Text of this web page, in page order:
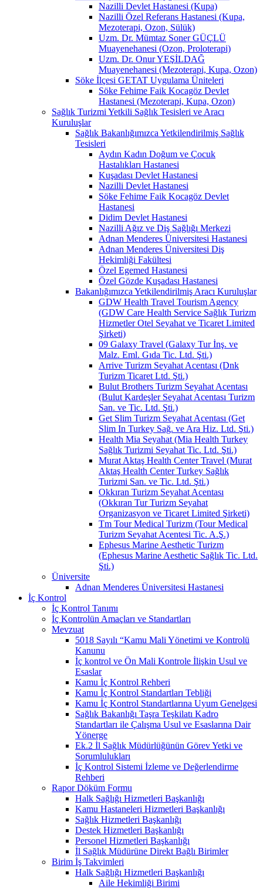
Nazilli Devlet Hastanesi (Kupa)
Nazilli Özel Referans Hastanesi (Kupa,
Mezoterapi, Ozon, Sülük)
Uzm. Dr. Mümtaz Soner GÜÇLÜ
Muayenehanesi (Ozon, Proloterapi)
Uzm. Dr. Onur YEŞİLDAĞ
Muayenehanesi (Mezoterapi, Kupa, Ozon)
Söke İlçesi GETAT Uygulama Üniteleri
Söke Fehime Faik Kocagöz Devlet
Hastanesi (Mezoterapi, Kupa, Ozon)
Sağlık Turizmi Yetkili Sağlık Tesisleri ve Aracı
Kuruluşlar
Sağlık Bakanlığımızca Yetkilendirilmiş Sağlık
Tesisleri
Aydın Kadın Doğum ve Çocuk
Hastalıkları Hastanesi
Kuşadası Devlet Hastanesi
Nazilli Devlet Hastanesi
Söke Fehime Faik Kocagöz Devlet
Hastanesi
Didim Devlet Hastanesi
Nazilli Ağız ve Diş Sağlığı Merkezi
Adnan Menderes Üniversitesi Hastanesi
Adnan Menderes Üniversitesi Diş
Hekimliği Fakültesi
Özel Egemed Hastanesi
Özel Gözde Kuşadası Hastanesi
Bakanlığımızca Yetkilendirilmiş Aracı Kuruluşlar
GDW Health Travel Tourism Agency
(GDW Care Health Service Sağlık Turizm
Hizmetler Otel Seyahat ve Ticaret Limited
Şirketi)
09 Galaxy Travel (Galaxy Tur İnş. ve
Malz. Eml. Gıda Tic. Ltd. Şti.)
Arrive Turizm Seyahat Acentası (Dnk
Turizm Ticaret Ltd. Şti.)
Bulut Brothers Turizm Seyahat Acentası
(Bulut Kardeşler Seyahat Acentası Turizm
San. ve Tic. Ltd. Şti.)
Get Slim Turizm Seyahat Acentası (Get
Slim In Turkey Sağ. ve Ara Hiz. Ltd. Şti.)
Health Mia Seyahat (Mia Health Turkey
Sağlık Turizmi Seyahat Tic. Ltd. Şti.)
Murat Aktaş Health Center Travel (Murat
Aktaş Health Center Turkey Sağlık
Turizmi San. ve Tic. Ltd. Şti.)
Okkıran Turizm Seyahat Acentası
(Okkıran Tur Turizm Seyahat
Organizasyon ve Ticaret Limited Şirketi)
Tm Tour Medical Turizm (Tour Medical
Turizm Seyahat Acentesi Tic. A.Ş.)
Ephesus Marine Aesthetic Turizm
(Ephesus Marine Aesthetic Sağlık Tic. Ltd.
Şti.)
Üniversite
Adnan Menderes Üniversitesi Hastanesi
İç Kontrol
İç Kontrol Tanımı
İç Kontrolün Amaçları ve Standartları
Mevzuat
5018 Sayılı “Kamu Mali Yönetimi ve Kontrolü
Kanunu
İç kontrol ve Ön Mali Kontrole İlişkin Usul ve
Esaslar
Kamu İç Kontrol Rehberi
Kamu İç Kontrol Standartları Tebliği
Kamu İç Kontrol Standartlarına Uyum Genelgesi
Sağlık Bakanlığı Taşra Teşkilatı Kadro
Standartları ile Çalışma Usul ve Esaslarına Dair
Yönerge
Ek.2 İl Sağlık Müdürlüğünün Görev Yetki ve
Sorumlulukları
İç Kontrol Sistemi İzleme ve Değerlendirme
Rehberi
Rapor Döküm Formu
Halk Sağlığı Hizmetleri Başkanlığı
Kamu Hastaneleri Hizmetleri Başkanlığı
Sağlık Hizmetleri Başkanlığı
Destek Hizmetleri Başkanlığı
Personel Hizmetleri Başkanlığı
İl Sağlık Müdürüne Direkt Bağlı Birimler
Birim İş Takvimleri
Halk Sağlığı Hizmetleri Başkanlığı
Aile Hekimliği Birimi